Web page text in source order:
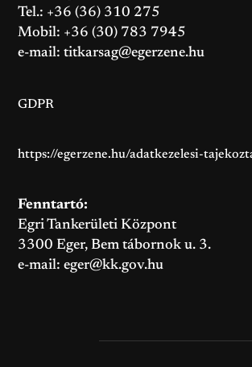
Tel.: +36 (36) 310 275
Mobil: +36 (30) 783 7945
e-mail:titkarsag@egerzene.hu
GDPR
https://egerzene.hu/adatkezelesi-
Fenntartó:
Egri Tankerületi Központ
3300 Eger, Bem tábornok u. 3.
e-mail:eger@kk.gov.hu